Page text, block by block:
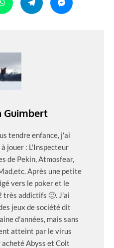
Guimbert
tendre enfance, j'ai
jouer : L'Inspecteur
de Pekin, Atmosfear,
Après une petite
vers le poker et le
très addictifs 🙂. J'ai
jeux de société dit
d'années, mais sans
atteint par le virus
Abyss et Colt